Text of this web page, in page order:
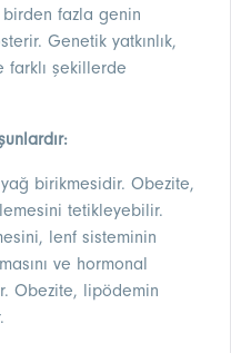
birden fazla genin
Genetik yatkınlık,
farklı şekillerde
yağ birikmesidir. Obezite,
tetikleyebilir.
lenf sisteminin
ve hormonal
Obezite, lipödemin